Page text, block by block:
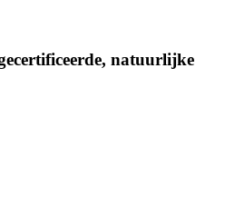
natuurlijke